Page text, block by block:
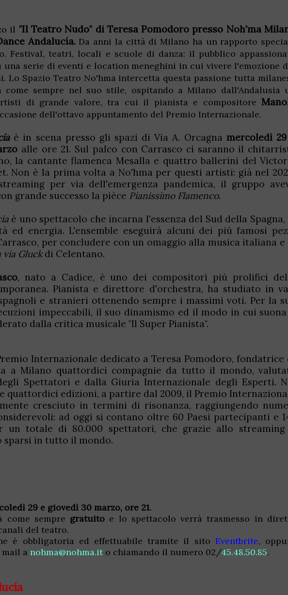
il "Il Teatro Nudo" di Teresa Pomodoro presso Noh'ma
Andalucía. Da anni la città di Milano ha un rapporto
Festival, teatri, locali e scuole di danza: il pubblico
una serie di eventi e location meneghini in cui vivere l'emozione
Lo Spazio Teatro No'hma intercetta questa passione tutta
sempre nel suo stile, ospitando a Milano dall'Andalusia
di grande valore, tra cui il pianista e compositore
dell'ottavo appuntamento del Premio Internazionale.
è in scena presso gli spazi di Via A. Orcagna mercoledì
alle ore 21. Sul palco con Carrasco ci saranno il
la cantante flamenca Mesalla e quattro ballerini del
Non è la prima volta a No'hma per questi artisti: già nel
per via dell'emergenza pandemica, il gruppo
grande successo la pièce Pianissimo Flamenco.
è uno spettacolo che incarna l'essenza del Sud della Spagna,
ed energia. L'ensemble eseguirà alcuni dei più famosi
per concludere con un omaggio alla musica italiana e
via Gluckdi Celentano.
, nato a Cadice, è uno dei compositori più prolifici
Pianista e direttore d'orchestra, ha studiato in
e stranieri ottenendo sempre i massimi voti. Per la
impeccabili, il suo dinamismo ed il modo in cui
dalla critica musicale "Il Super Pianista".
Internazionale dedicato a Teresa Pomodoro, fondatrice
a Milano quattordici compagnie da tutto il mondo,
Spettatori e dalla Giuria Internazionale degli Esperti.
quattordici edizioni, a partire dal 2009, il Premio
cresciuto in termini di risonanza, raggiungendo
ad oggi si contano oltre 60 Paesi partecipanti e
un totale di 80.000 spettatori, che grazie allo
sparsi in tutto il mondo.
29 e giovedì 30 marzo, ore 21.
come sempre gratuito e lo spettacolo verrà trasmesso in
del teatro.
è obbligatoria ed effettuabile tramite il sito Eventbrite,
a nohma@nohma.it o chiamando il numero 02/45.48.50.85.